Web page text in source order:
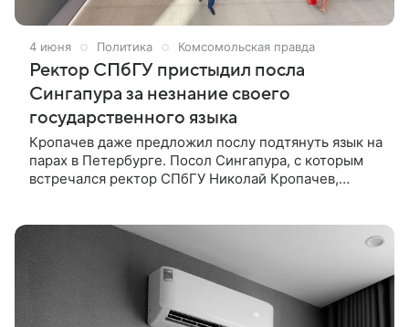
4 июня Политика Комсомольская правда
Ректор СПбГУ пристыдил посла
Сингапура за незнание своего
государственного языка
Кропачев даже предложил послу подтянуть язык на
парах в Петербурге. Посол Сингапура, с которым
встречался ректор СПбГУ Николай Кропачев,
своей страны. О неприятном разговоре Кропачев
рассказал на сессии Петербургского
международного экономического форума,
посвященной связи экономики и религии.